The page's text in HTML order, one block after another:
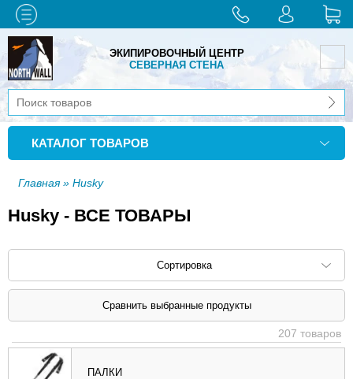
ЭКИПИРОВОЧНЫЙ ЦЕНТР
СЕВЕРНАЯ СТЕНА
КАТАЛОГ ТОВАРОВ
Главная» Husky
Husky - ВСЕ ТОВАРЫ
Сортировка
Сортировать по: наименованию (
убыв
207 товаров
ПАЛКИ